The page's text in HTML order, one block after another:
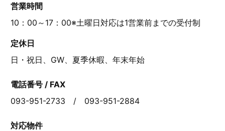
営業時間
10：00～17：00※土曜日対応は1営業前までの受付制
定休日
日・祝日、GW、夏季休暇、年末年始
電話番号 / FAX
093-951-2733 / 093-951-2884
対応物件